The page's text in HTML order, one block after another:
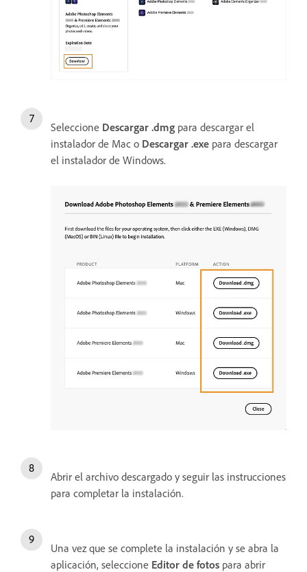
Seleccione Descargar .dmg para descargar el
instalador de Mac o Descargar .exe para descargar
el instalador de Windows.
Abrir el archivo descargado y seguir las instrucciones
para completar la instalación.
Una vez que se complete la instalación y se abra la
aplicación, seleccione Editor de fotos para abrir